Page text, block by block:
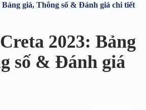
giá, Thông số & Đánh giá chi tiết
2023: Bảng
số & Đánh giá